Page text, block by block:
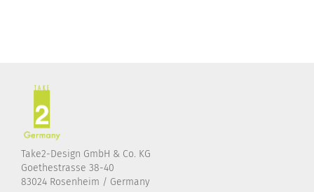
Take2-Design GmbH & Co. KG
Goethestrasse 38-40
83024 Rosenheim / Germany